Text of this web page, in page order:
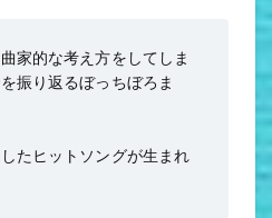
家的な考え方をしてしま
振り返るぼっちぼろま
たヒットソングが生まれ